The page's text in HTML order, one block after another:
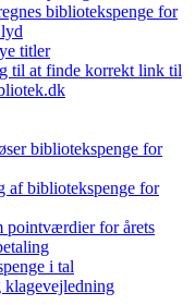
bibliotekspenge for
titler
til at finde korrekt link til
bibliotekspenge for
af bibliotekspenge for
pointværdier for årets
i tal